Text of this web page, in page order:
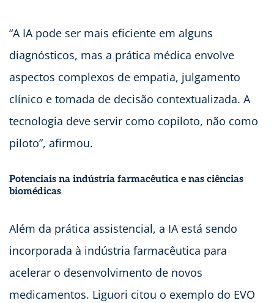
“A IA pode ser mais eficiente em alguns
diagnósticos, mas a prática médica envolve
aspectos complexos de empatia, julgamento
clínico e tomada de decisão contextualizada. A
tecnologia deve servir como copiloto, não como
piloto”, afirmou.
Potenciais na indústria farmacêutica e nas ciências
biomédicas
Além da prática assistencial, a IA está sendo
incorporada à indústria farmacêutica para
acelerar o desenvolvimento de novos
medicamentos. Liguori citou o exemplo do EVO